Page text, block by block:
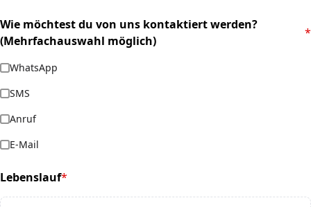
Wie möchtest du von uns kontaktiert werden?
(Mehrfachauswahl möglich)
*
(required)
WhatsApp
SMS
Anruf
E-Mail
Lebenslauf*
(required)